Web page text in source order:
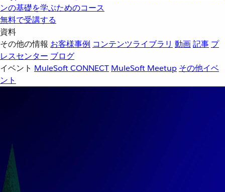
ンの基礎を学ぶためのコース
無料で受講する
資料
その他の情報 お客様事例 コンテンツライブラリ 動画記事 プ
レスセンター ブログ
イベント MuleSoft CONNECT MuleSoft Meetup その他イベ
ント